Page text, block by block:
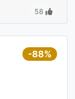
58
-88%